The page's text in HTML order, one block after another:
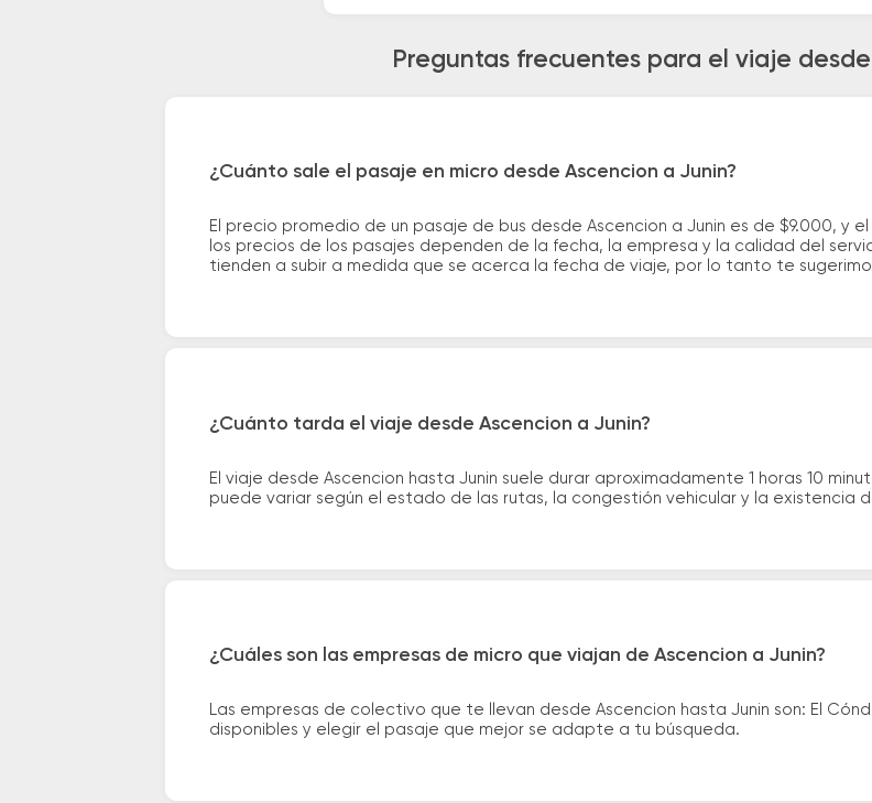
Preguntas frecuentes para el viaje
¿Cuánto sale el pasaje en micro desde Ascencion a Junin?
El precio promedio de un pasaje de bus desde Ascencion a Junin es de $9.000, y
los precios de los pasajes dependen de la fecha, la empresa y la calidad del
tienden a subir a medida que se acerca la fecha de viaje, por lo tanto te
¿Cuánto tarda el viaje desde Ascencion a Junin?
El viaje desde Ascencion hasta Junin suele durar aproximadamente 1 horas 10
puede variar según el estado de las rutas, la congestión vehicular y la existencia
¿Cuáles son las empresas de micro que viajan de Ascencion a Junin?
Las empresas de colectivo que te llevan desde Ascencion hasta Junin son: El
disponibles y elegir el pasaje que mejor se adapte a tu búsqueda.